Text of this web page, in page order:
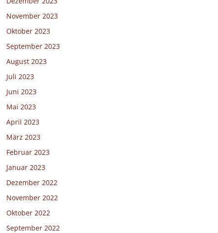
November 2023
Oktober 2023
September 2023
August 2023
Juli 2023
Juni 2023
Mai 2023
April 2023
März 2023
Februar 2023
Januar 2023
Dezember 2022
November 2022
Oktober 2022
September 2022